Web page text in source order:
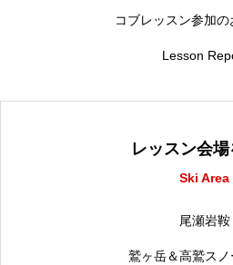
コブレッスン参加
Lesson
レッスン会
Ski Area
尾瀬岩鞍
鷲ヶ岳＆高鷲スノ